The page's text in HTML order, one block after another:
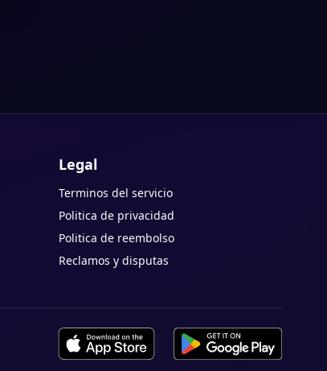
Legal
Terminos del servicio
Politica de privacidad
Politica de reembolso
Reclamos y disputas
Descargar en App StoreDisponible en Google